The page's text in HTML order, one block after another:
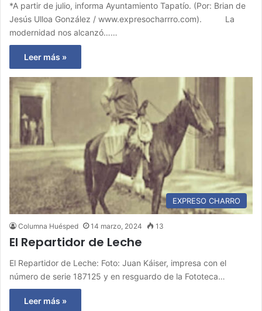
*A partir de julio, informa Ayuntamiento Tapatío. (Por: Brian de
Jesús Ulloa González / www.expresocharrro.com). La
modernidad nos alcanzó……
Leer más »
EXPRESO CHARRO
Columna Huésped 14 marzo, 2024 13
El Repartidor de Leche
El Repartidor de Leche: Foto: Juan Káiser, impresa con el
número de serie 187125 y en resguardo de la Fototeca…
Leer más »